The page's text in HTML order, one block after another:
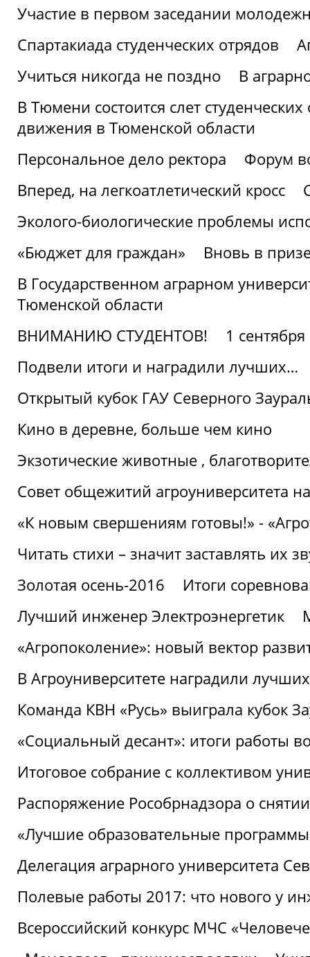
Участие в первом заседании
Спартакиада студенческих отрядов
Учиться никогда не поздно
В
В Тюмени состоится слет
движения в Тюменской области
Персональное дело ректора
Форум
Вперед, на легкоатлетический кросс
Эколого-биологические проблемы
«Бюджет для граждан»
Вновь в
В Государственном аграрном
Тюменской области
ВНИМАНИЮ СТУДЕНТОВ!
1 сентября
Подвели итоги и наградили лучших…
Открытый кубок ГАУ Северного
Кино в деревне, больше чем кино
Экзотические животные ,
Совет общежитий агроуниверситета
«К новым свершениям готовы!» -
Читать стихи – значит заставлять их
Золотая осень-2016
Итоги
Лучший инженер Электроэнергетик
«Агропоколение»: новый вектор
В Агроуниверситете наградили
Команда КВН «Русь» выиграла кубок
«Социальный десант»: итоги работы
Итоговое собрание с коллективом
Распоряжение Рособрнадзора о
«Лучшие образовательные
Делегация аграрного университета
Полевые работы 2017: что нового у
Всероссийский конкурс МЧС